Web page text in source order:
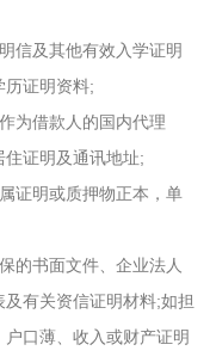
信及其他有效入学证明
历证明资料;
为借款人的国内代理
证明及通讯地址;
证明或质押物正本，单
的书面文件、企业法人
有关资信证明材料;如担
口薄、收入或财产证明